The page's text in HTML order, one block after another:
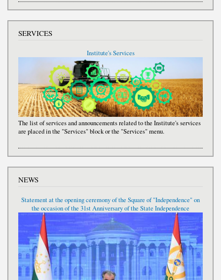
SERVICES
Institute's Services
The list of services and announcements related to the Institute's services
are placed in the "Services" block or the "Services" menu.
NEWS
Statement at the opening ceremony of the Square of "Independence" on
the occasion of the 31st Anniversary of the State Independence